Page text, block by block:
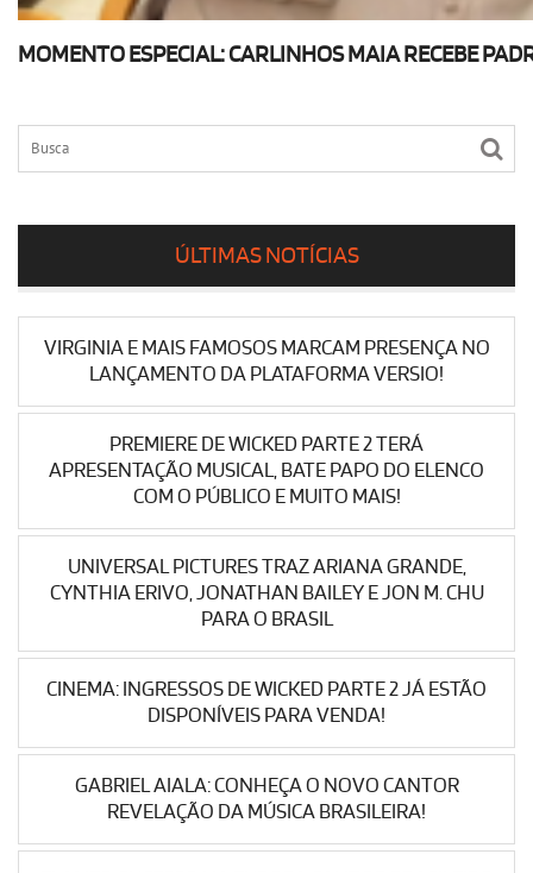
MOMENTO ESPECIAL: CARLINHOS MAIA RECEBE
ÚLTIMAS NOTÍCIAS
VIRGINIA E MAIS FAMOSOS MARCAM PRESENÇA NO
LANÇAMENTO DA PLATAFORMA VERSIO!
PREMIERE DE WICKED PARTE 2 TERÁ
APRESENTAÇÃO MUSICAL, BATE PAPO DO ELENCO
COM O PÚBLICO E MUITO MAIS!
UNIVERSAL PICTURES TRAZ ARIANA GRANDE,
CYNTHIA ERIVO, JONATHAN BAILEY E JON M. CHU
PARA O BRASIL
CINEMA: INGRESSOS DE WICKED PARTE 2 JÁ ESTÃO
DISPONÍVEIS PARA VENDA!
GABRIEL AIALA: CONHEÇA O NOVO CANTOR
REVELAÇÃO DA MÚSICA BRASILEIRA!